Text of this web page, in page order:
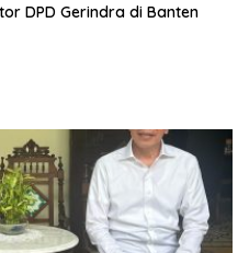
DPD Gerindra di Banten